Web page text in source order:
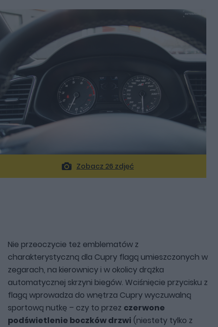
Zobacz 26 zdjęć
Nie przeoczycie też emblematów z
charakterystyczną dla Cupry flagą umieszczonych w
zegarach, na kierownicy i w okolicy drążka
automatycznej skrzyni biegów. Wciśnięcie przycisku z
flagą wprowadza do wnętrza Cupry wyczuwalną
sportową nutkę – czy to przez czerwone
podświetlenie boczków drzwi (niestety tylko z